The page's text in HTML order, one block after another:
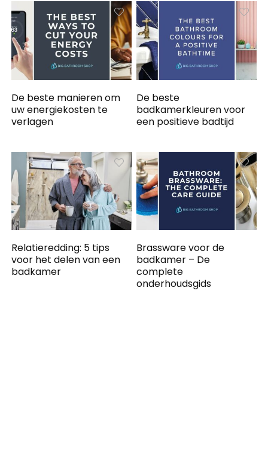
De beste manieren om
uw energiekosten te
verlagen
De beste
badkamerkleuren voor
een positieve badtijd
Relatieredding: 5 tips
voor het delen van een
badkamer
Brassware voor de
badkamer – De
complete
onderhoudsgids